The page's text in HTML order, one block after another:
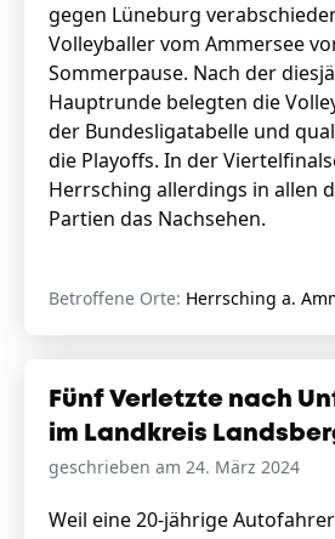
gegen Lüneburg
Volleyballer vom Ammersee
Sommerpause. Nach der
Hauptrunde belegten die
der Bundesligatabelle und
die Playoffs. In der
Herrsching allerdings in allen
Partien das Nachsehen.
Betroffene Orte: Herrsching a.
Fünf Verletzte nach
im Landkreis
geschrieben am 24. März 2024
Weil eine 20-jährige